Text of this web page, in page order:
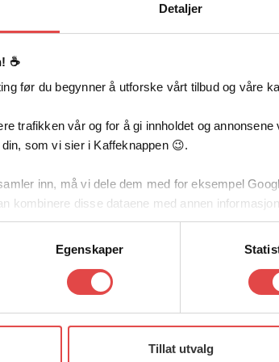
Detaljer
☕️
før du begynner å utforske vårt tilbud og våre
trafikken vår og for å gi innholdet og
din, som vi sier i Kaffeknappen 😉.
inn, må vi dele dem med for eksempel
kombinere disse dataene med annen
tjenestene deres.
Egenskaper
Tillat utvalg
i lakkert
i herdet glass.